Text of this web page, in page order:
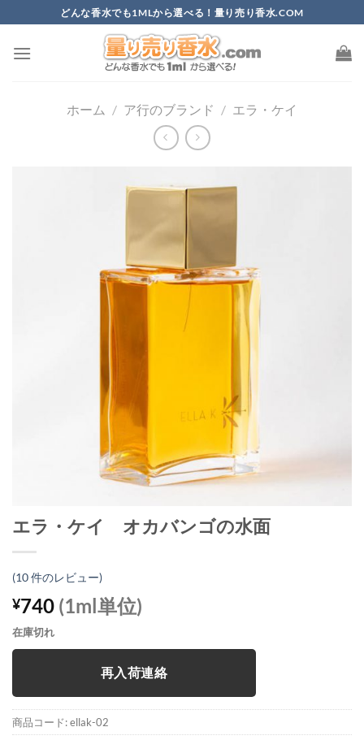
to
content
どんな香水でも1MLから選べる！量り売り香水.COM
ホーム / ア行のブランド / エラ・ケイ
エラ・ケイ オカバンゴの水面
(10件のレビュー)
¥740 (1ml単位)
在庫切れ
再入荷連絡
商品コード:ellak-02